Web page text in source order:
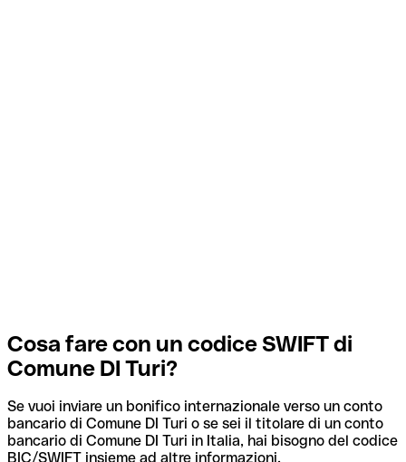
Cosa fare con un codice SWIFT di
Comune DI Turi?
Se vuoi inviare un bonifico internazionale verso un conto
bancario di Comune DI Turi o se sei il titolare di un conto
bancario di Comune DI Turi in Italia, hai bisogno del codice
BIC/SWIFT insieme ad altre informazioni.